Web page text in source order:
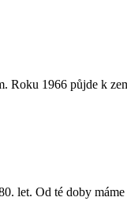
Roku 1966 půjde k
let. Od té doby